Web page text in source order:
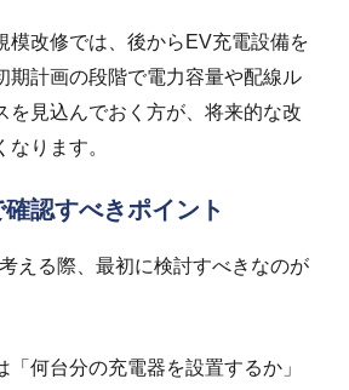
模改修では、後からEV充電設備を
期計画の段階で電力容量や配線ル
を見込んでおく方が、将来的な改
ります。
認すべきポイント
える際、最初に検討すべきなのが
「何台分の充電器を設置するか」